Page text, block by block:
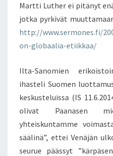
Martti Luther ei pitänyt
jotka pyrkivät
http://www.sermones.fi/
on-globaalia-etiikkaa/
Ilta-Sanomien
ihasteli Suomen
keskusteluissa (IS
olivat Paanasen
yhteiskuntamme
säälinä”, ettei Venäjän
seurue päässyt